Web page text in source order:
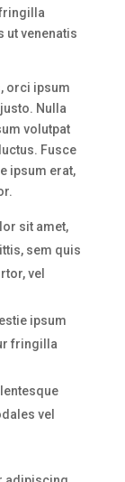
ut venenatis
orci ipsum
Nulla
volutpat
Fusce
ipsum erat,
sit amet,
sem quis
vel
ipsum
fringilla
vel